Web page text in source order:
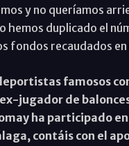
y no queríamos
hemos duplicado el
fondos recaudados
famosos
jugador de
ha participado
contáis con el